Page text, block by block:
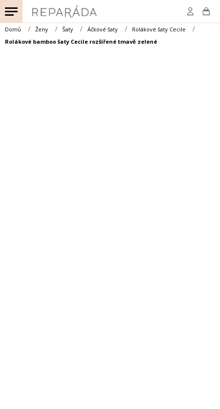
na
obsah
Domů Ženy Šaty Áčkové šaty
Rolákové šaty Cecile
Rolákové bamboo šaty Cecile rozšířené tmavě zelené